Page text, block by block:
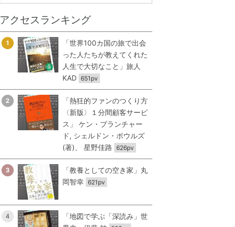
アクセスランキング
1
「世界100カ国の旅で出会
った人たちが教えてくれた
人生で大切なこと」旅人
KAD 651pv
2
「熱狂的ファンのつくり方
〈新版〉１分間顧客サービ
ス」 ケン・ブランチャー
ド, シェルドン・ボウルズ
(著)、 星野佳路 626pv
3
「教養としての空き家」丸
岡智幸 621pv
4
「地図で学ぶ「深読み」世